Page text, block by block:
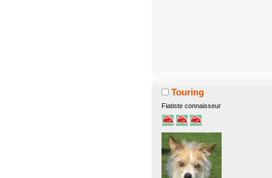
Touring
Fiatiste connaisseur